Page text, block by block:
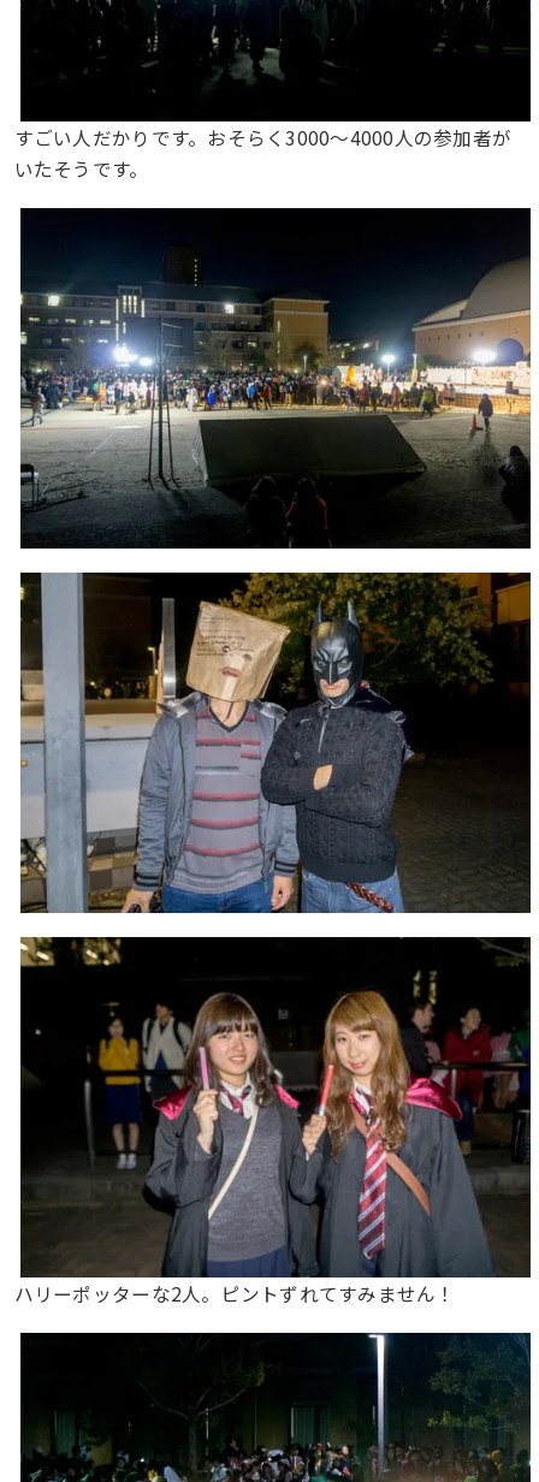
すごい人だかりです。おそらく3000〜4000人の参加者が
いたそうです。
ハリーポッターな2人。ピントずれてすみません！